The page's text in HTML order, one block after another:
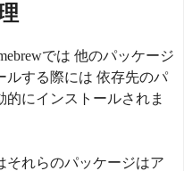
では 他のパッケージ
ルする際には 依存先のパ
にインストールされま
それらのパッケージはア